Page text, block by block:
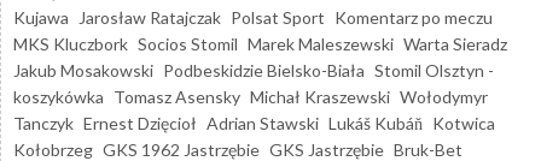
Kujawa
Jarosław Ratajczak Polsat Sport Komentarz po meczu
MKS Kluczbork Socios Stomil Marek Maleszewski Warta Sieradz
Jakub Mosakowski Podbeskidzie Bielsko-Biała Stomil Olsztyn -
koszykówka Tomasz Asensky Michał Kraszewski Wołodymyr
Tanczyk Ernest Dzięcioł Adrian Stawski Lukáš Kubáň Kotwica
Kołobrzeg GKS 1962 Jastrzębie GKS Jastrzębie Bruk-Bet